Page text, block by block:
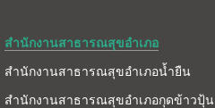
สำนักงานสาธารณสุขอำเภอ
สำนักงานสาธารณสุขอำเภอน้ำยืน
สำนักงานสาธารณสุขอำเภอกุดข้าวปุ้น